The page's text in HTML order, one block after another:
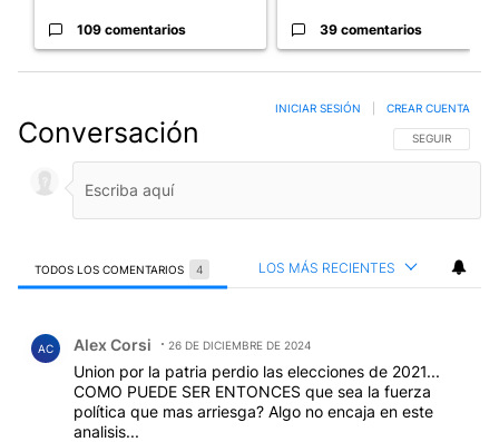
109 comentarios 39 comentarios
Conversación SIGA ESTA
SEGUIR
INICIAR SESIÓN CREAR CUENTA
TODOS LOS COMENTARIOS 4 LOS MÁS RECIENTES
AC Alex Corsi 26 DE DICIEMBRE DE 2024
Union por la patria perdio las elecciones de 2021...
COMO PUEDE SER ENTONCES que sea la fuerza
política que mas arriesga? Algo no encaja en este
analisis...